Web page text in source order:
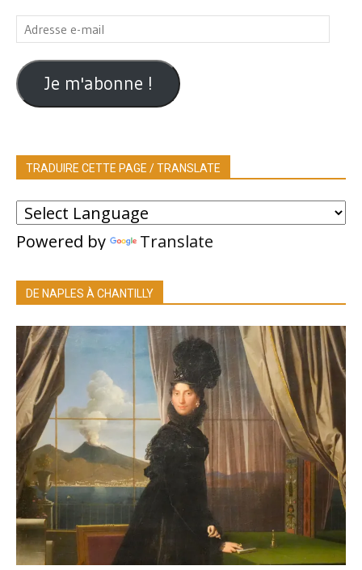
Adresse
e-
mail
Je m'abonne !
TRADUIRE CETTE PAGE / TRANSLATE
Powered by Translate
DE NAPLES À CHANTILLY